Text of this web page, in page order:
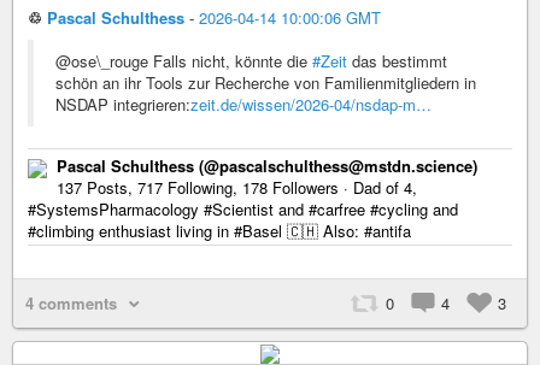
♲ Pascal Schulthess - 2026-04-14 10:00:06 GMT
@ose\_rouge Falls nicht, könnte die #Zeit das bestimmt
schön an ihr Tools zur Recherche von Familienmitgliedern in
NSDAP integrieren:zeit.de/wissen/2026-04/nsdap-m…
Pascal Schulthess (@pascalschulthess@mstdn.science)
137 Posts, 717 Following, 178 Followers · Dad of 4,
#SystemsPharmacology #Scientist and #carfree #cycling and
#climbing enthusiast living in #Basel 🇨🇭 Also: #antifa
4 comments 0 4 3